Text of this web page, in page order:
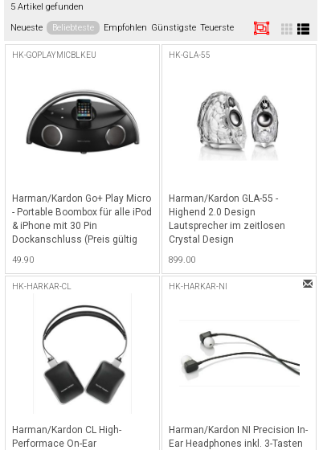
5 Artikel gefunden
Neueste Beliebteste Empfohlen Günstigste Teuerste
HK-GOPLAYMICBLKEU
Harman/Kardon Go+ Play Micro
- Portable Boombox für alle iPod
& iPhone mit 30 Pin
Dockanschluss (Preis gültig
49.90
HK-GLA-55
Harman/Kardon GLA-55 -
Highend 2.0 Design
Lautsprecher im zeitlosen
Crystal Design
899.00
HK-HARKAR-CL
Harman/Kardon CL High-
Performace On-Ear
HK-HARKAR-NI
Harman/Kardon NI Precision In-
Ear Headphones inkl. 3-Tasten